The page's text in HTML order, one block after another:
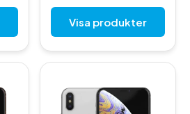
Visa produkter